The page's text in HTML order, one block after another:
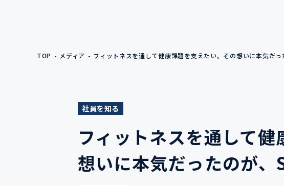
TOP メディア フィットネスを通して健康課題を支えたい。その想いに本気だっ
社員を知る
フィットネスを通して
想いに本気だったのが、